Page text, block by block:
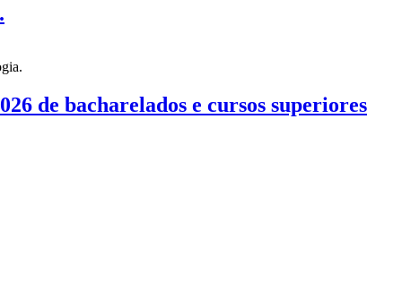
de bacharelados e cursos superiores